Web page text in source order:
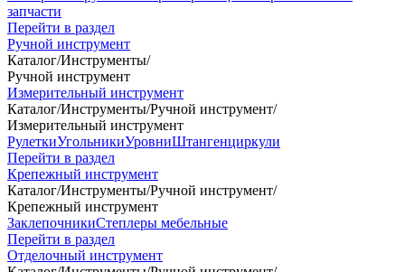
запчасти
Перейти в раздел
Ручной инструмент
Каталог/Инструменты/
Ручной инструмент
Измерительный инструмент
Каталог/Инструменты/Ручной инструмент/
Измерительный инструмент
РулеткиУгольникиУровниШтангенциркули
Перейти в раздел
Крепежный инструмент
Каталог/Инструменты/Ручной инструмент/
Крепежный инструмент
ЗаклепочникиСтеплеры мебельные
Перейти в раздел
Отделочный инструмент